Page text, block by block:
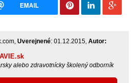
EMAIL
Uverejnené: 01.12.2015, Autor:
alebo zdravotnícky školený odborník